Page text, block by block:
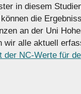
in diesem
die
an der Uni
wir alle aktuell
der NC-Werte für